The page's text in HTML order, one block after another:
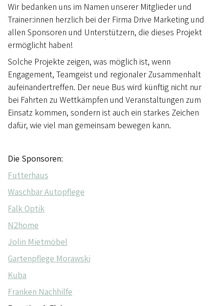
Wir bedanken uns im Namen unserer Mitglieder und
Trainer:innen herzlich bei der Firma Drive Marketing und
allen Sponsoren und Unterstützern, die dieses Projekt
ermöglicht haben!
Solche Projekte zeigen, was möglich ist, wenn
Engagement, Teamgeist und regionaler Zusammenhalt
aufeinandertreffen. Der neue Bus wird künftig nicht nur
bei Fahrten zu Wettkämpfen und Veranstaltungen zum
Einsatz kommen, sondern ist auch ein starkes Zeichen
dafür, wie viel man gemeinsam bewegen kann.
Die Sponsoren:
Futterhaus
Waschbär Autopflege
Falk Optik
N2home
Jolin Mietmöbel
Gartenpflege Morawski
Kuba
Franken Nachhilfe